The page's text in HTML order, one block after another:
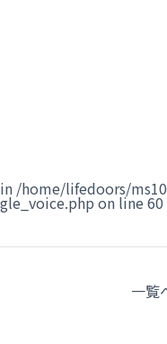
/home/lifedoors/
on line 60
一覧